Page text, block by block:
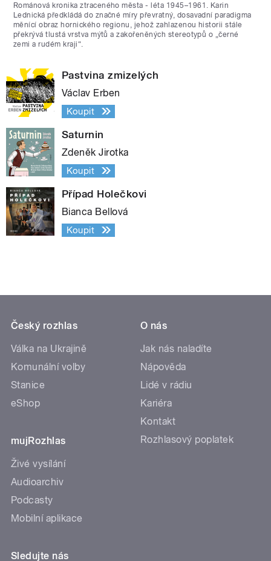
Románová kronika ztraceného města - léta 1945–1961. Karin
Lednická předkládá do značné míry převratný, dosavadní paradigma
měnící obraz hornického regionu, jehož zahlazenou historii stále
překrývá tlustá vrstva mýtů a zakořeněných stereotypů o „černé
zemi a rudém kraji“.
Pastvina zmizelých
Václav Erben
Koupit
Saturnin
Zdeněk Jirotka
Koupit
Případ Holečkovi
Bianca Bellová
Koupit
Český rozhlas
Válka na Ukrajině
Komunální volby
Stanice
eShop
mujRozhlas
Živé vysílání
Audioarchiv
Podcasty
Mobilní aplikace
O nás
Jak nás naladíte
Nápověda
Lidé v rádiu
Kariéra
Kontakt
Rozhlasový poplatek
Sledujte nás